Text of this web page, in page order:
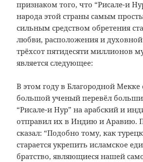
признаком того, что “Рисале-и
народа этой страны самым
сильным средством обретения
любви, расположения и
трёхсот пятидесяти миллионов
является следующее:
В этом году в Благородной
большой ученый перевёл
“Рисале-и Нур” на арабский и
отправил их в Индию и Аравию.
сказал: “Подобно тому, как
старается укрепить исламское
братство, являющиеся нашей